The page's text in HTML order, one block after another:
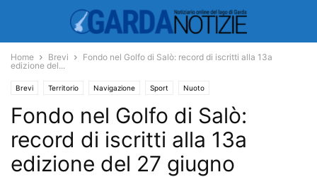
Home Brevi
Fondo nel Golfo di Salò: record di iscritti alla 13a
edizione del...
Brevi Territorio Navigazione Sport Nuoto
Fondo nel Golfo di Salò:
record di iscritti alla 13a
edizione del 27 giugno